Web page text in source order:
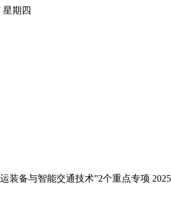
星期四
装备与智能交通技术”2个重点专项